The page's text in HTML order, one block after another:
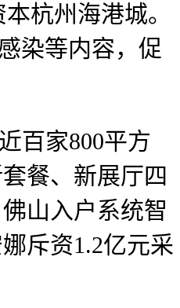
杭州海港城。
染等内容，促
百家800平方
餐、新展厅四
山入户系统智
斥资1.2亿元采